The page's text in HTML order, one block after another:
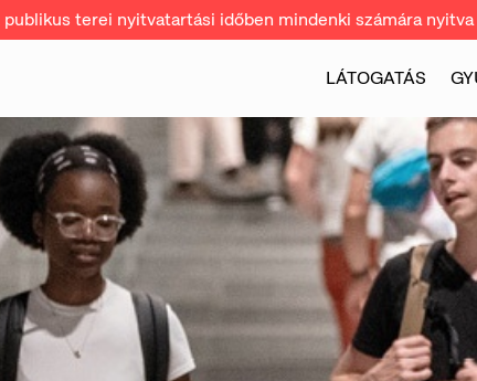
terei nyitvatartási időben mindenki számára nyitva
LÁTOGATÁS